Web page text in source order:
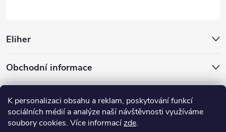
K personalizaci obsahu a reklam, poskytování funkcí
sociálních médií a analýze naší návštěvnosti využíváme
soubory cookies. Více informacízde.
Eliher
Obchodní informace
Partnerské weby